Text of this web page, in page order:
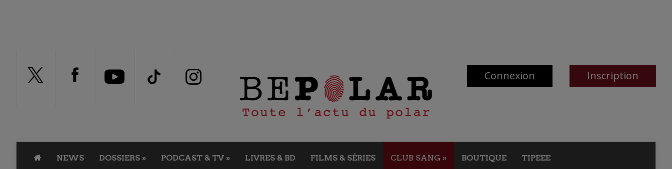
Connexion Inscription
NEWS DOSSIERS » PODCAST & TV » LIVRES & BD FILMS & SÉRIES CLUB SANG » BOUTIQUE TIPEEE